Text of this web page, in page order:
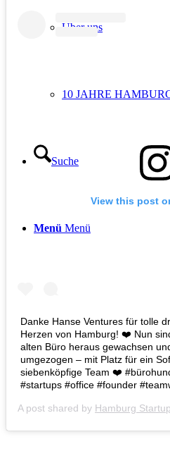
Über uns
10 JAHRE
Suche
Menü Menü
View this post
Danke Hanse Ventures für tolle
Herzen von Hamburg! ❤️ Nun
alten Büro heraus gewachsen
umgezogen – mit Platz für ein
siebenköpfige Team ❤️
#startups #office #founder
A post shared by Hamburg